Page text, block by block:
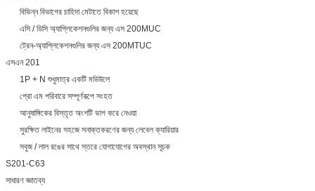
বিভিন্ন বিভাগের চাহিদা মেটাতে বিকাশ হয়েছে
এসি / ডিসি অ্যাপ্লিকেশনগুলির জন্য এস 200MUC
ট্রেন-অ্যাপ্লিকেশনগুলির জন্য এস 200MTUC
এসএন 201
1P + N শুধুমাত্র একটি মডিউলে
প্রো এম পরিবারে সম্পূর্ণরূপে সংহত
আনুষাঙ্গিকের বিস্তৃত অংশটি ভাগ করে নেওয়া
সুরক্ষিত লাইনের সহজে সনাক্তকরণের জন্য লেবেল ক্যারিয়ার
সবুজ / লাল রঙের সাথে স্তরে যোগাযোগের অবস্থান সূচক
S201-C63
সাধারণ জ্ঞাতব্য